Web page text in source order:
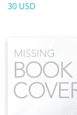
30 USD